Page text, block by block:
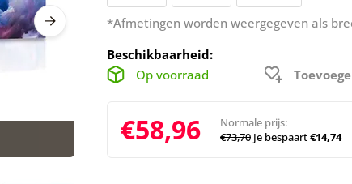
*Afmetingen worden weergegeven als
Beschikbaarheid:
Op voorraad
€58,96
Normale prijs:
€73,70 Je bespaart€14,74